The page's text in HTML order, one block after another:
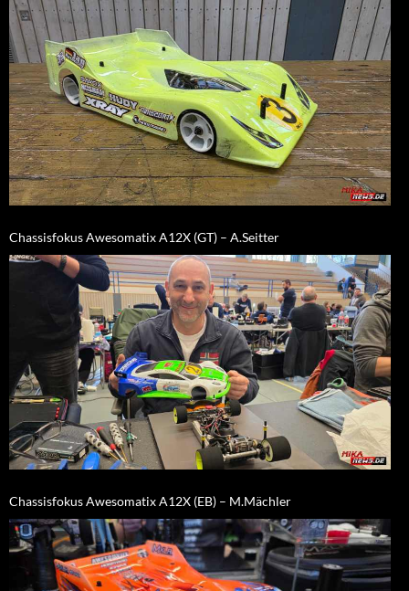
Chassisfokus Awesomatix A12X (GT) – A.Seitter
Chassisfokus Awesomatix A12X (EB) – M.Mächler